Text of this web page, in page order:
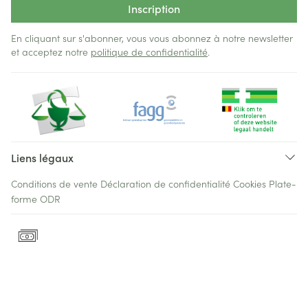
Inscription
En cliquant sur s'abonner, vous vous abonnez à notre newsletter
et acceptez notre politique de confidentialité.
Liens légaux
Conditions de vente Déclaration de confidentialité Cookies Plate-
forme ODR